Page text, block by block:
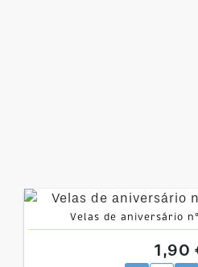
Velas de aniversário
1,90